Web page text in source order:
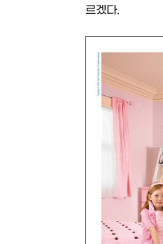
르겠다.